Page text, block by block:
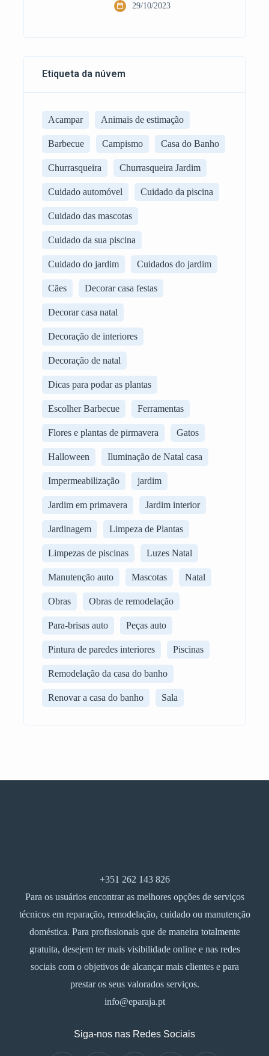
29/10/2023
Etiqueta da núvem
Acampar Animais de estimação
Barbecue Campismo Casa do Banho
Churrasqueira Churrasqueira Jardim
Cuidado automóvel Cuidado da piscina
Cuidado das mascotas
Cuidado da sua piscina
Cuidado do jardim Cuidados do jardim
Cães Decorar casa festas
Decorar casa natal
Decoração de interiores
Decoração de natal
Dicas para podar as plantas
Escolher Barbecue Ferramentas
Flores e plantas de pirmavera Gatos
Halloween Iluminação de Natal casa
Impermeabilização jardim
Jardim em primavera Jardim interior
Jardinagem Limpeza de Plantas
Limpezas de piscinas Luzes Natal
Manutenção auto Mascotas Natal
Obras Obras de remodelação
Para-brisas auto Peças auto
Pintura de paredes interiores Piscinas
Remodelação da casa do banho
Renovar a casa do banho Sala
+351 262 143 826
Para os usuários encontrar as melhores opções de serviços
técnicos em reparação, remodelação, cuidado ou manutenção
doméstica. Para profissionais que de maneira totalmente
gratuita, desejem ter mais visibilidade online e nas redes
sociais com o objetivos de alcançar mais clientes e para
prestar os seus valorados serviços.
info@eparaja.pt
Siga-nos nas Redes Sociais